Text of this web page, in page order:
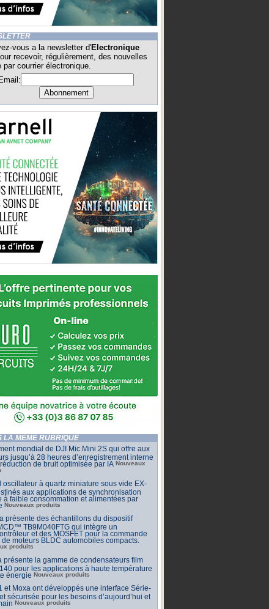
vous a la newsletter d'Electronique
recevoir, régulièrement, des nouvelles
par courrier électronique.
Email:
LA MÊME RUBRIQUE
mondial de DJI Mic Mini 2S qui offre aux
jusqu’à 28 heures d’enregistrement interne
de bruit optimisée par IA Nouveaux
oscillateur à quartz miniature sous vide EX-
aux applications de synchronisation
à faible consommation et alimentées par
Nouveaux produits
présente des échantillons du dispositif
TB9M040FTG qui intègre un
et des MOSFET pour la commande
de moteurs BLDC automobiles compacts.
produits
présente la gamme de condensateurs film
pour les applications à haute température
énergie Nouveaux produits
et Moxa ont développés une interface Série-
sécurisée pour les besoins d’aujourd’hui et
Nouveaux produits